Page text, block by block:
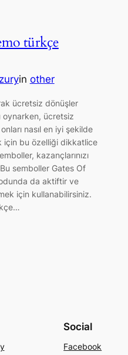
türkçe
in other
ücretsiz dönüşler
oynarken, ücretsiz
onları nasıl en iyi şekilde
için bu özelliği dikkatlice
kazançlarınızı
Bu semboller Gates Of
da aktiftir ve
için kullanabilirsiniz.
Social
Facebook